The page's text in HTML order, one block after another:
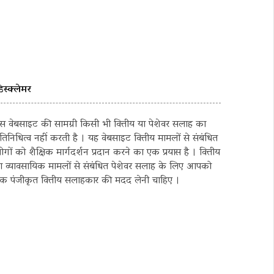
वेबसाइट की सामग्री किसी भी वित्तीय या पेशेवर सलाह का
नहीं करती है । यह वेबसाइट वित्तीय मामलों से संबंधित
को शैक्षिक मार्गदर्शन प्रदान करने का एक प्रयास है । वित्तीय
व्यावसायिक मामलों से संबंधित पेशेवर सलाह के लिए आपको
पंजीकृत वित्तीय सलाहकार की मदद लेनी चाहिए ।